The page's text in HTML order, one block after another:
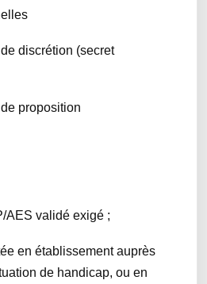
discrétion (secret
proposition
AES validé exigé ;
en établissement auprès
de handicap, ou en